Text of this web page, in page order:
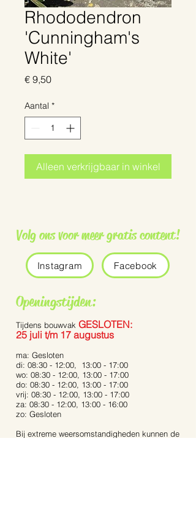
Rhododendron
'Cunningham's
White'
€ 9,50Prijs
Aantal *
Alleen verkrijgbaar in winkel
Volg ons voor meer gratis content!
Instagram Facebook
Openingstijden:
Tijdens bouwvak GESLOTEN:
25 juli t/m 17 augustus
ma: Gesloten
di: 08:30 - 12:00, 13:00 - 17:00
wo: 08:30 - 12:00, 13:00 - 17:00
do: 08:30 - 12:00, 13:00 - 17:00
vrij: 08:30 - 12:00, 13:00 - 17:00
za: 08:30 - 12:00, 13:00 - 16:00
zo: Gesloten
Bij extreme weersomstandigheden kunnen de